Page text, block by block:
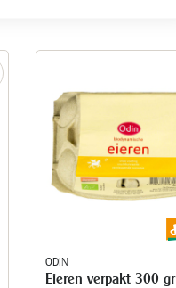
ODIN
Eieren verpakt 300 gr